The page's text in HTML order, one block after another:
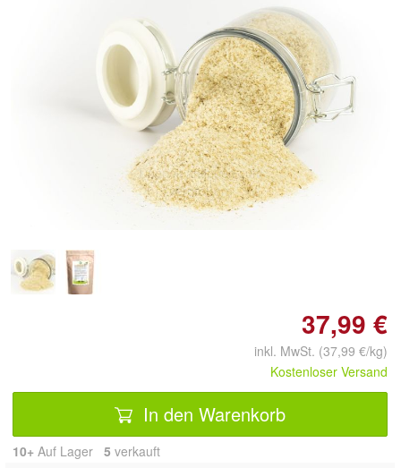
Doppelt antippen zum
vergrößern
37,99 €
inkl. MwSt. (37,99 €/kg)
Kostenloser Versand
In den Warenkorb
10+ Auf Lager 5 verkauft